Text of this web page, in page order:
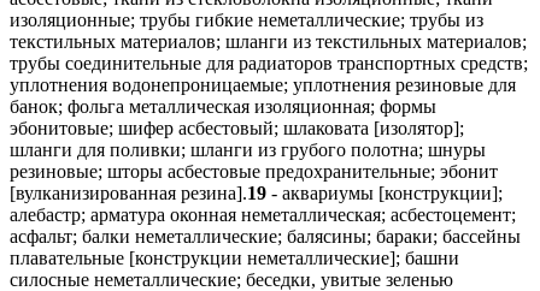
изоляционные; трубы гибкие неметаллические; трубы из
текстильных материалов; шланги из текстильных материалов;
трубы соединительные для радиаторов транспортных средств;
уплотнения водонепроницаемые; уплотнения резиновые для
банок; фольга металлическая изоляционная; формы
эбонитовые; шифер асбестовый; шлаковата [изолятор];
шланги для поливки; шланги из грубого полотна; шнуры
резиновые; шторы асбестовые предохранительные; эбонит
[вулканизированная резина].19 - аквариумы [конструкции];
алебастр; арматура оконная неметаллическая; асбестоцемент;
асфальт; балки неметаллические; балясины; бараки; бассейны
плавательные [конструкции неметаллические]; башни
силосные неметаллические; беседки, увитые зеленью